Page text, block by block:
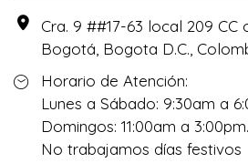
Cra. 9 ##17-63 local 209 CC
Bogotá, Bogota D.C.,
Horario de Atención:
Lunes a Sábado: 9:30am a
Domingos: 11:00am a 3:00pm.
No trabajamos días festivos